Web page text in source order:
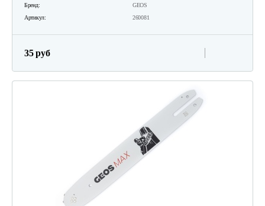
Бренд:
GEOS
Артикул:
260081
35 руб